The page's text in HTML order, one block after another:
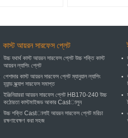
কাস্ট আয়রন সারফেস প্লেট
উচ্চ যথার্থ কাস্ট আয়রন সারফেস প্লেট উচ্চ শক্তি কাস্ট
আয়রন ল্যাপিং প্লেট
পেশাদার কাস্ট আয়রন সারফেস প্লেট ম্যানুয়াল ল্যাপিং
হ্যান্ড স্ক্র্যাপ সারফেস সমাপ্ত
ইঞ্জিনিয়াররা আয়রন সারফেস প্লেট HB170-240 উচ্চ
কঠোরতা কাস্টমাইজড আকার Castালুন
উচ্চ শক্তি Castালাই আয়রন সারফেস প্লেট মরিচা
রক্ষণাবেক্ষণ করা সহজ